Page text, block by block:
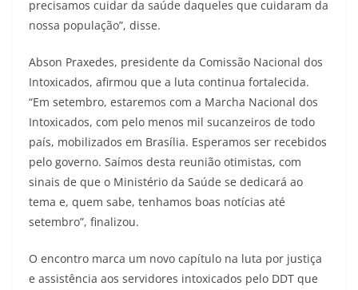
precisamos cuidar da saúde daqueles que cuidaram da
nossa população”, disse.
Abson Praxedes, presidente da Comissão Nacional dos
Intoxicados, afirmou que a luta continua fortalecida.
“Em setembro, estaremos com a Marcha Nacional dos
Intoxicados, com pelo menos mil sucanzeiros de todo
país, mobilizados em Brasília. Esperamos ser recebidos
pelo governo. Saímos desta reunião otimistas, com
sinais de que o Ministério da Saúde se dedicará ao
tema e, quem sabe, tenhamos boas notícias até
setembro”, finalizou.
O encontro marca um novo capítulo na luta por justiça
e assistência aos servidores intoxicados pelo DDT que